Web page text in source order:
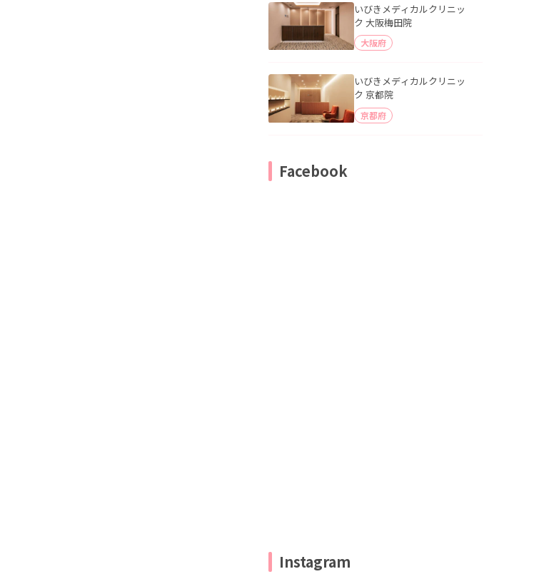
いびきメディカルクリニッ
ク 大阪梅田院
大阪府
いびきメディカルクリニッ
ク 京都院
京都府
Facebook
Instagram